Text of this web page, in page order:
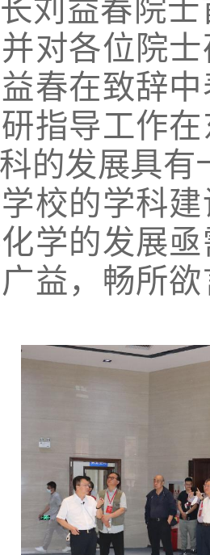
刘益春院
对各位院
春在致辞
指导工作
的发展具有
校的学科
学的发展
益，畅所